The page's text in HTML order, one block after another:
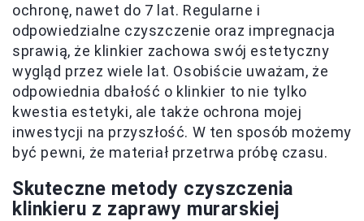
ochronę, nawet do 7 lat. Regularne i
odpowiedzialne czyszczenie oraz impregnacja
sprawią, że klinkier zachowa swój estetyczny
wygląd przez wiele lat. Osobiście uważam, że
odpowiednia dbałość o klinkier to nie tylko
kwestia estetyki, ale także ochrona mojej
inwestycji na przyszłość. W ten sposób możemy
być pewni, że materiał przetrwa próbę czasu.
Skuteczne metody czyszczenia
klinkieru z zaprawy murarskiej